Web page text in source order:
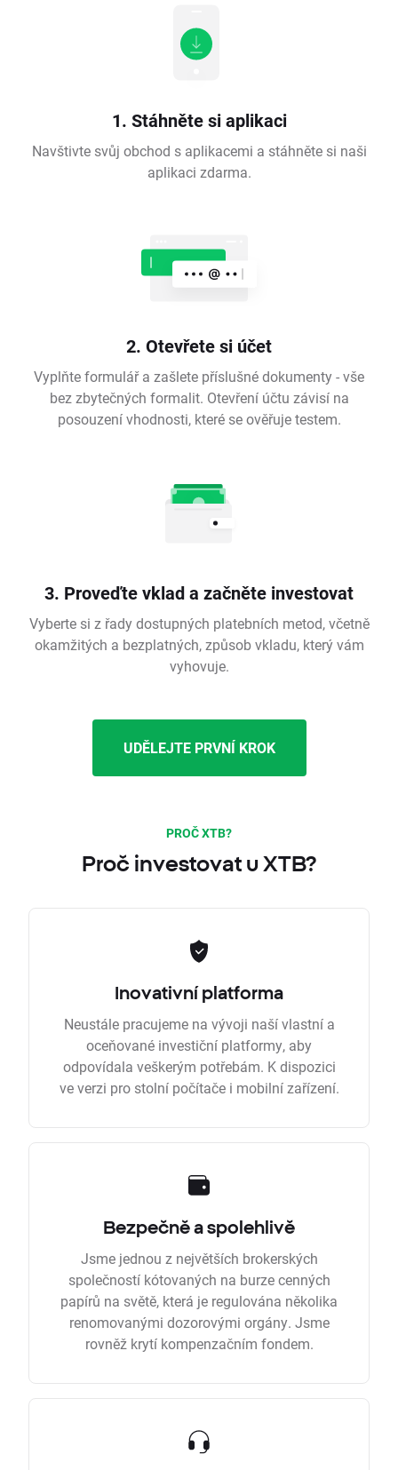
1. Stáhněte si aplikaci
Navštivte svůj obchod s aplikacemi a stáhněte si naši
aplikaci zdarma.
2. Otevřete si účet
Vyplňte formulář a zašlete příslušné dokumenty - vše
bez zbytečných formalit. Otevření účtu závisí na
posouzení vhodnosti, které se ověřuje testem.
3. Proveďte vklad a začněte investovat
Vyberte si z řady dostupných platebních metod, včetně
okamžitých a bezplatných, způsob vkladu, který vám
vyhovuje.
UDĚLEJTE PRVNÍ KROK
PROČ XTB?
Proč investovat u XTB?
Inovativní platforma
Neustále pracujeme na vývoji naší vlastní a
oceňované investiční platformy, aby
odpovídala veškerým potřebám. K dispozici
ve verzi pro stolní počítače i mobilní zařízení.
Bezpečně a spolehlivě
Jsme jednou z největších brokerských
společností kótovaných na burze cenných
papírů na světě, která je regulována několika
renomovanými dozorovými orgány. Jsme
rovněž krytí kompenzačním fondem.